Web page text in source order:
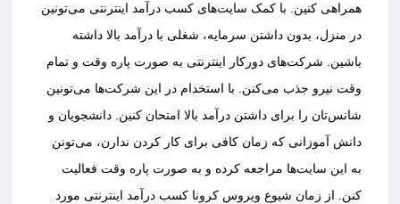
همراهی کنین. با کمک سایت‌های کسب درآمد اینترنتی می‌تونین
در منزل، بدون داشتن سرمایه، شغلی با درآمد بالا داشته
باشین. شرکت‌های دورکار اینترنتی به صورت پاره وقت و تمام
وقت نیرو جذب می‌کنن. با استخدام در این شرکت‌ها می‌تونین
شانس‌تان را برای داشتن درآمد بالا امتحان کنین. دانشجویان و
دانش آموزانی که زمان کافی برای کار کردن ندارن، می‌تونن
به این سایت‌ها مراجعه کرده و به صورت پاره وقت فعالیت
کنن. از زمان شیوع ویروس کرونا کسب درآمد اینترنتی مورد